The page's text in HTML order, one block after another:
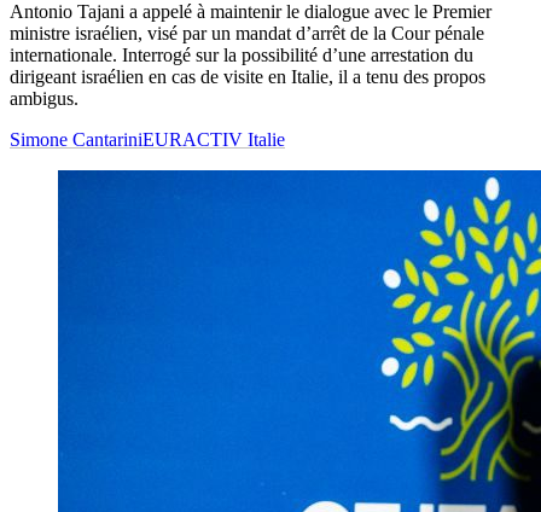
Antonio Tajani a appelé à maintenir le dialogue avec le Premier
ministre israélien, visé par un mandat d’arrêt de la Cour pénale
internationale. Interrogé sur la possibilité d’une arrestation du
dirigeant israélien en cas de visite en Italie, il a tenu des propos
ambigus.
Simone CantariniEURACTIV Italie